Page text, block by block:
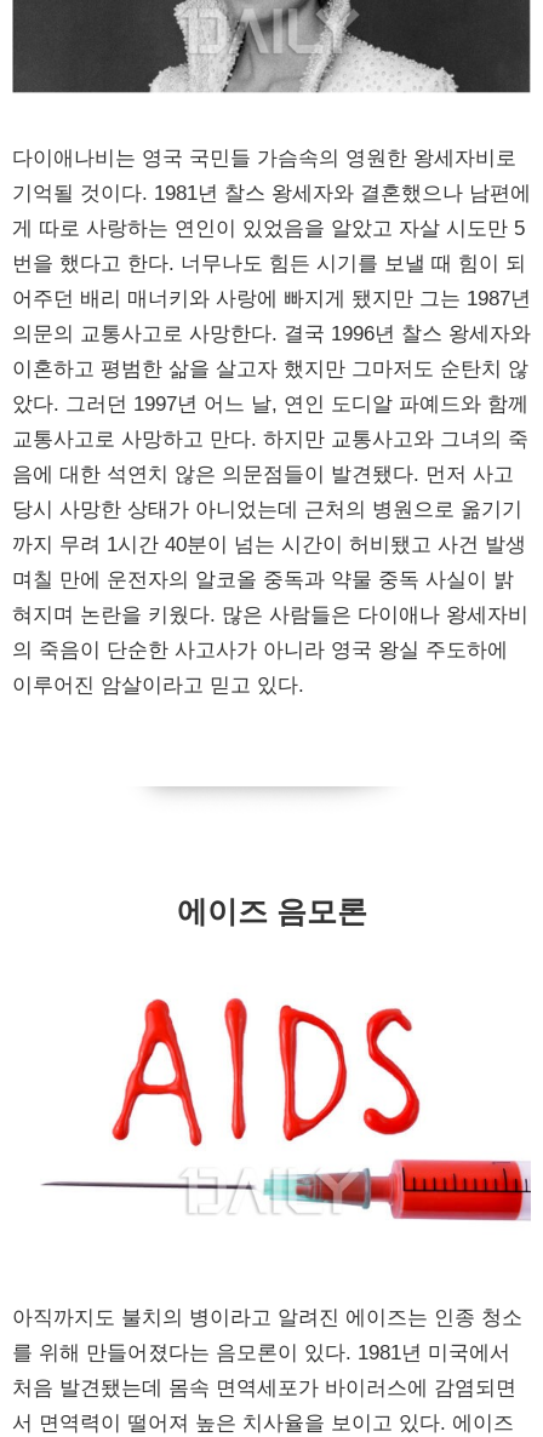
다이애나비는 영국 국민들 가슴속의 영원한 왕세자비로
기억될 것이다. 1981년 찰스 왕세자와 결혼했으나 남편에
게 따로 사랑하는 연인이 있었음을 알았고 자살 시도만 5
번을 했다고 한다. 너무나도 힘든 시기를 보낼 때 힘이 되
어주던 배리 매너키와 사랑에 빠지게 됐지만 그는 1987년
의문의 교통사고로 사망한다. 결국 1996년 찰스 왕세자와
이혼하고 평범한 삶을 살고자 했지만 그마저도 순탄치 않
았다. 그러던 1997년 어느 날, 연인 도디알 파예드와 함께
교통사고로 사망하고 만다. 하지만 교통사고와 그녀의 죽
음에 대한 석연치 않은 의문점들이 발견됐다. 먼저 사고
당시 사망한 상태가 아니었는데 근처의 병원으로 옮기기
까지 무려 1시간 40분이 넘는 시간이 허비됐고 사건 발생
며칠 만에 운전자의 알코올 중독과 약물 중독 사실이 밝
혀지며 논란을 키웠다. 많은 사람들은 다이애나 왕세자비
의 죽음이 단순한 사고사가 아니라 영국 왕실 주도하에
이루어진 암살이라고 믿고 있다.
에이즈 음모론
아직까지도 불치의 병이라고 알려진 에이즈는 인종 청소
를 위해 만들어졌다는 음모론이 있다. 1981년 미국에서
처음 발견됐는데 몸속 면역세포가 바이러스에 감염되면
서 면역력이 떨어져 높은 치사율을 보이고 있다. 에이즈